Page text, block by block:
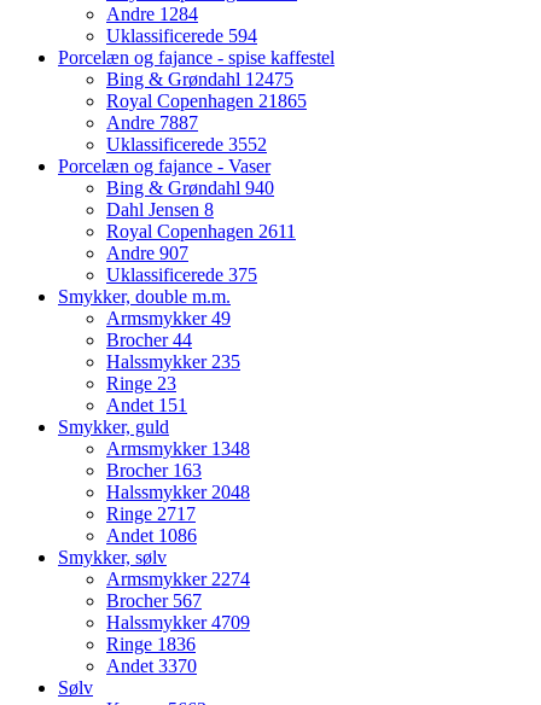
Andre 1284
Uklassificerede 594
Porcelæn og fajance - spise kaffestel
Bing & Grøndahl 12475
Royal Copenhagen 21865
Andre 7887
Uklassificerede 3552
Porcelæn og fajance - Vaser
Bing & Grøndahl 940
Dahl Jensen 8
Royal Copenhagen 2611
Andre 907
Uklassificerede 375
Smykker, double m.m.
Armsmykker49
Brocher44
Halssmykker235
Ringe 23
Andet 151
Smykker, guld
Armsmykker 1348
Brocher 163
Halssmykker2048
Ringe 2717
Andet 1086
Smykker, sølv
Armsmykker2274
Brocher 567
Halssmykker4709
Ringe 1836
Andet3370
Sølv